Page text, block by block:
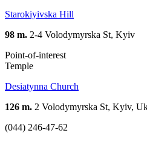
Starokiyivska Hill
98 m. 2-4 Volodymyrska St, Kyiv
Point-of-interest
Temple
Desiatynna Church
126 m. 2 Volodymyrska St, Kyiv,
(044) 246-47-62